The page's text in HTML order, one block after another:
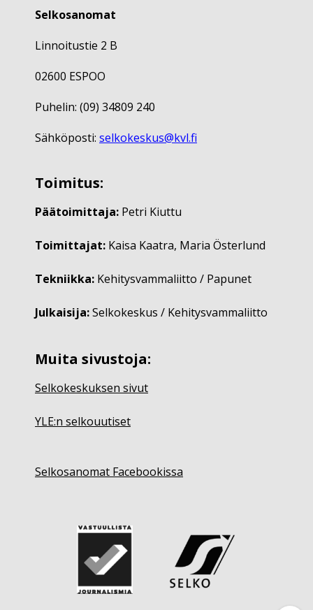
Selkosanomat
Linnoitustie 2 B
02600 ESPOO
Puhelin: (09) 34809 240
Sähköposti: selkokeskus@kvl.fi
Toimitus:
Päätoimittaja: Petri Kiuttu
Toimittajat: Kaisa Kaatra, Maria Österlund
Tekniikka: Kehitysvammaliitto / Papunet
Julkaisija:Selkokeskus / Kehitysvammaliitto
Muita sivustoja:
Selkokeskuksen sivut
YLE:n selkouutiset
Selkosanomat Facebookissa